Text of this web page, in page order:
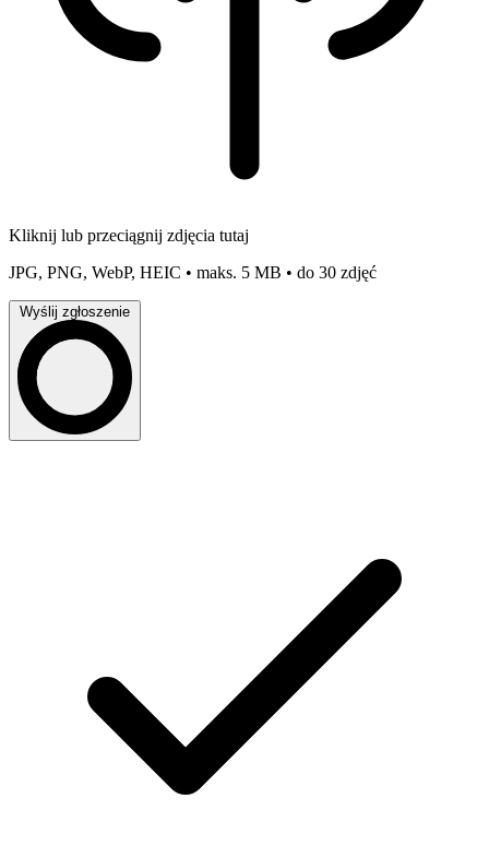
Kliknij lub przeciągnij zdjęcia tutaj
JPG, PNG, WebP, HEIC • maks. 5 MB • do 30 zdjęć
Wyślij zgłoszenie